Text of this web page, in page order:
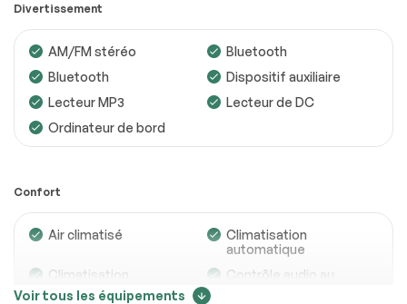
Divertissement
AM/FM stéréo
Bluetooth
Bluetooth
Dispositif auxiliaire
Lecteur MP3
Lecteur de DC
Ordinateur de bord
Confort
Air climatisé
Climatisation
automatique
Climatisation
bizone
Contrôle audio au
Voir tous les équipements